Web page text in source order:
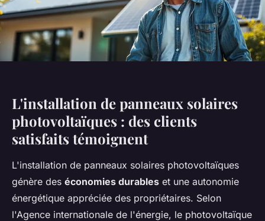
L'installation de panneaux solaires
photovoltaïques : des clients
satisfaits témoignent
L'installation de panneaux solaires photovoltaïques
génère des économies durables et une autonomie
énergétique appréciée des propriétaires. Selon
l'Agence internationale de l'énergie, le photovoltaïque